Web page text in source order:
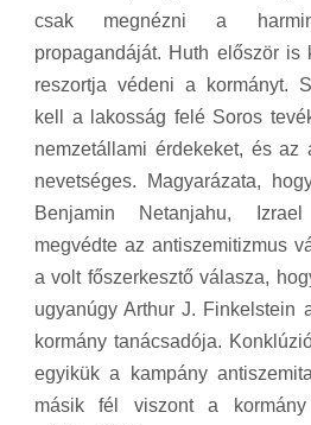
csak megnézni a
propagandáját. Huth először is
reszortja védeni a kormányt.
kell a lakosság felé Soros
nemzetállami érdekeket, és az
nevetséges. Magyarázata,
Benjamin Netanjahu,
megvédte az antiszemitizmus
a volt főszerkesztő válasza,
ugyanúgy Arthur J. Finkelstein
kormány tanácsadója.
egyikük a kampány
másik fél viszont a kormány